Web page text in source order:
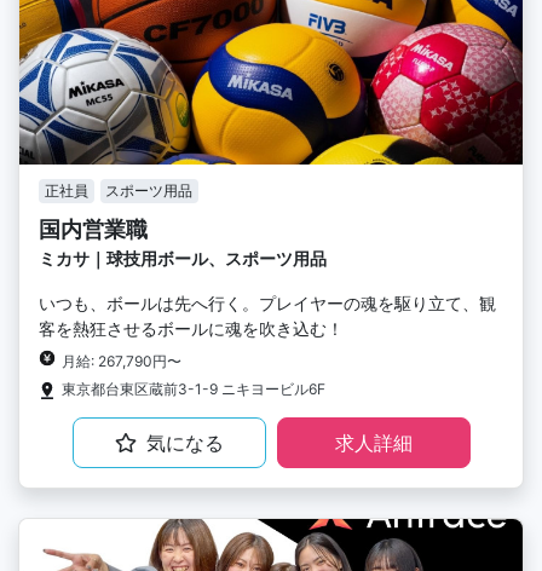
正社員 スポーツ用品
国内営業職
ミカサ｜球技用ボール、スポーツ用品
いつも、ボールは先へ行く。プレイヤーの魂を駆り立て、観
客を熱狂させるボールに魂を吹き込む！
月給: 267,790円〜
東京都台東区蔵前3-1-9 ニキヨービル6F
気になる 求人詳細